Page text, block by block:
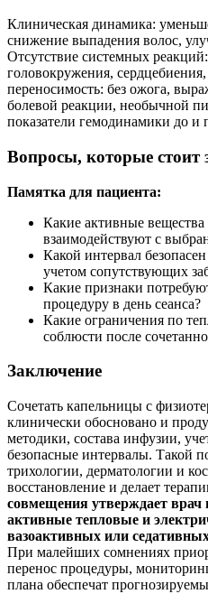
Клиническая динамика:
снижение выпадения волос,
Отсутствие системных
головокружения,
переносимость: без ожога,
болевой реакции, необычной
показатели гемодинамики до и
Вопросы, которые стоит
Памятка для пациента:
Какие активные
взаимодействуют с
Какой интервал
учетом сопутствующих
Какие признаки
процедуру в день сеанса?
Какие ограничения по
соблюсти после
Заключение
Сочетать капельницы с
клинически обосновано и
методики, состава инфузии,
безопасные интервалы. Такой
трихологии, дерматологии и
восстановление и делает
совмещения утверждает врач
активные тепловые и
вазоактивных или
При малейших сомнениях
перенос процедуры,
плана обеспечат